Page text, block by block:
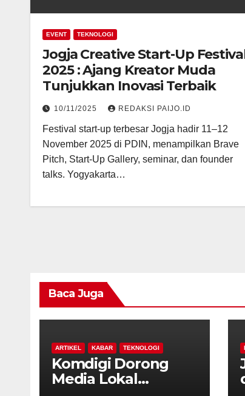
EVENT TEKNOLOGI
Jogja Creative Start-Up
2025 : Ajang Kreator Muda
Tunjukkan Inovasi Terbaik
10/11/2025 REDAKSI PAIJO.ID
Festival start-up terbesar Jogja hadir 11–12
November 2025 di PDIN, menampilkan Brave
Pitch, Start-Up Gallery, seminar, dan founder
talks. Yogyakarta…
Baca Juga
ARTIKEL KABAR TEKNOLOGI
Komdigi Dorong
Media Lokal